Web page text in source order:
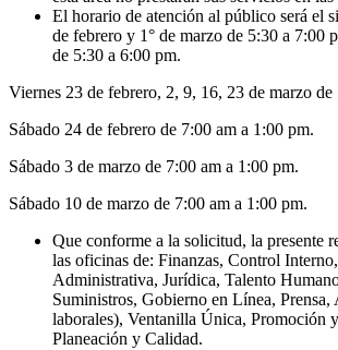
El horario de atención al público será el
de febrero y 1° de marzo de 5:30 a 7:00
de 5:30 a 6:00 pm.
Viernes 23 de febrero, 2, 9, 16, 23 de marzo de
Sábado 24 de febrero de 7:00 am a 1:00 pm.
Sábado 3 de marzo de 7:00 am a 1:00 pm.
Sábado 10 de marzo de 7:00 am a 1:00 pm.
Que conforme a la solicitud, la presente
las oficinas de: Finanzas, Control
Administrativa, Jurídica, Talento
Suministros, Gobierno en Línea,
laborales), Ventanilla Única, Promoción
Planeación y Calidad.